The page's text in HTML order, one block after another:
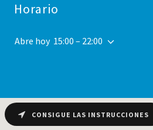
Horario
Abre hoy 15:00 – 22:00
CONSIGUE LAS INSTRUCCIONES